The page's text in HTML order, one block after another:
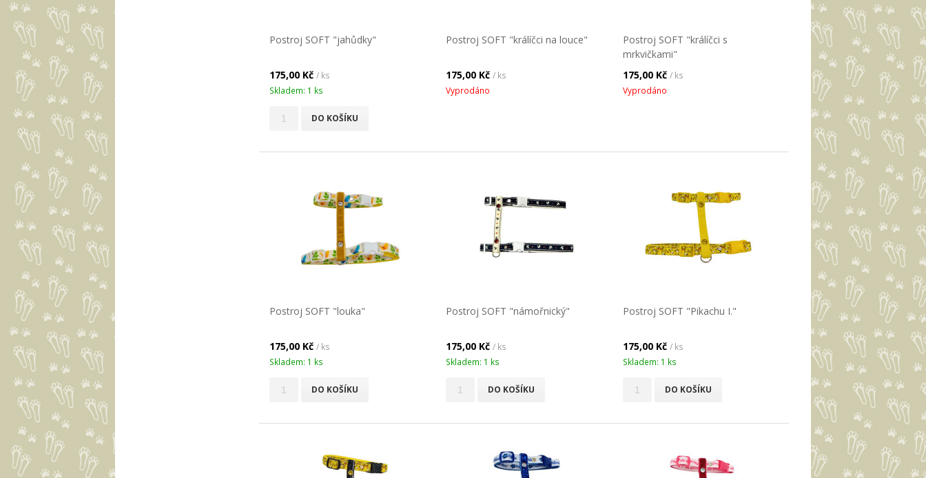
Postroj SOFT "jahůdky"
175,00 Kč / ks
Skladem: 1 ks
DO KOŠÍKU
Postroj SOFT "králíčci na louce"
175,00 Kč/ ks
Vyprodáno
Postroj SOFT "králíčci s
mrkvičkami"
175,00 Kč / ks
Vyprodáno
Postroj SOFT "louka"
175,00 Kč / ks
Skladem: 1 ks
DO KOŠÍKU
Postroj SOFT "námořnický"
175,00 Kč/ ks
Skladem: 1 ks
DO KOŠÍKU
Postroj SOFT "Pikachu I."
175,00 Kč / ks
Skladem: 1 ks
DO KOŠÍKU